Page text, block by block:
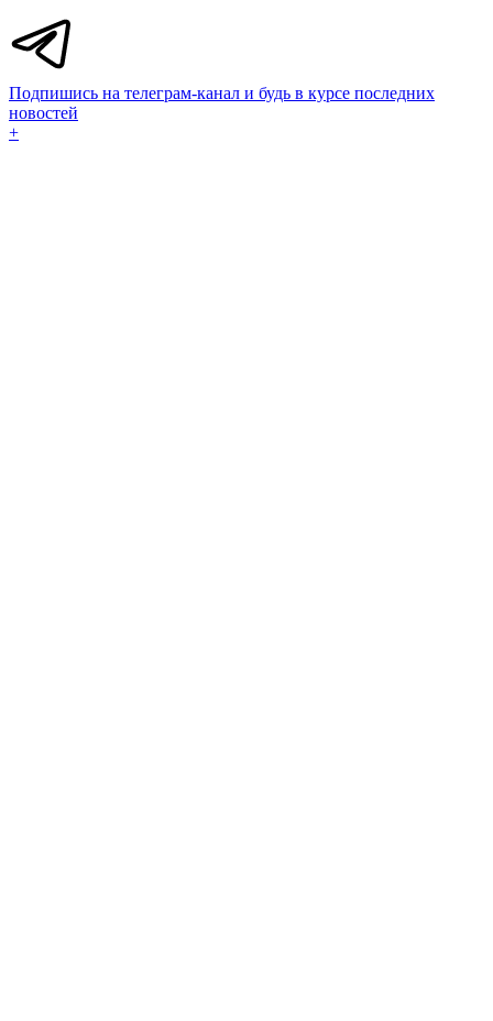
Подпишись на телеграм-канал и будь в курсе последних
новостей
+